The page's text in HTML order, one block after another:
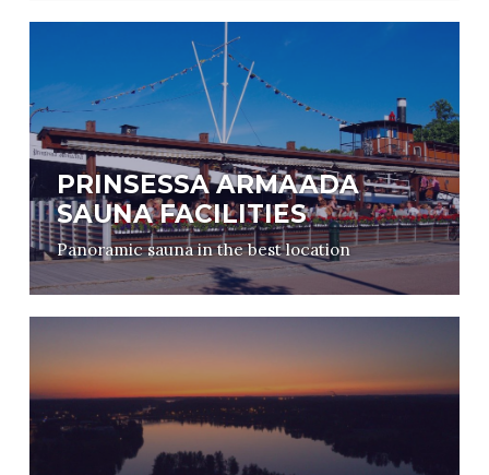
PRINSESSA ARMAADA
SAUNA FACILITIES
Panoramic sauna in the best location